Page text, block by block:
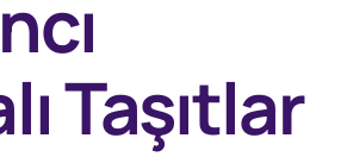
Taşıtlar